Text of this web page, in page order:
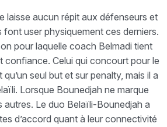
laisse aucun répit aux défenseurs et
font user physiquement ces derniers.
pour laquelle coach Belmadi tient
confiance. Celui qui concourt pour le
qu’un seul but et sur penalty, mais il a
Lorsque Bounedjah ne marque
autres. Le duo Belaïli-Bounedjah a
d’accord quant à leur connectivité